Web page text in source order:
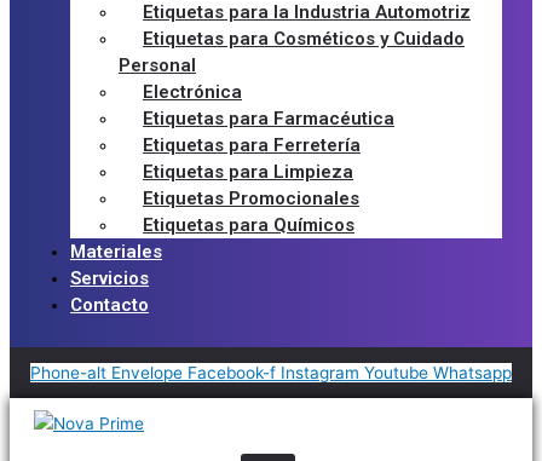
Etiquetas para la Industria Automotriz
Etiquetas para Cosméticos y Cuidado
Personal
Electrónica
Etiquetas para Farmacéutica
Etiquetas para Ferretería
Etiquetas para Limpieza
Etiquetas Promocionales
Etiquetas para Químicos
Materiales
Servicios
Contacto
Phone-alt Envelope Facebook-f Instagram Youtube Whatsapp